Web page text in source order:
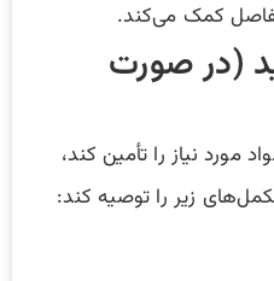
کمک می‌کند.
(در صورت
مورد نیاز را تأمین کند،
زیر را توصیه کند: